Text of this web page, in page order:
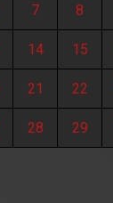
7 8
14 15
21 22
28 29